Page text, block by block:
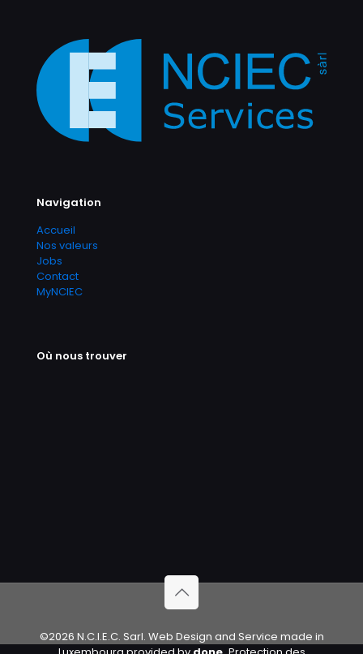
Navigation
Accueil
Nos valeurs
Jobs
Contact
MyNCIEC
Où nous trouver
©2026 N.C.I.E.C. Sarl. Web Design and Service made in